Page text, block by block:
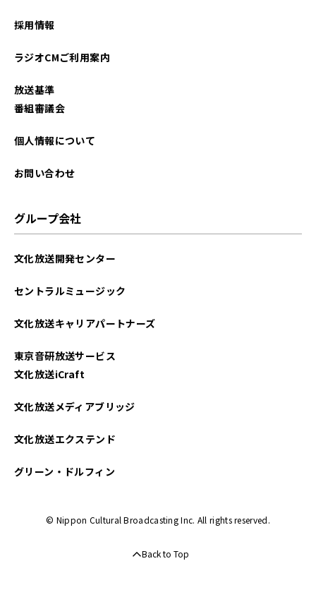
採用情報
ラジオCMご利用案内
放送基準
番組審議会
個人情報について
お問い合わせ
グループ会社
文化放送開発センター
セントラルミュージック
文化放送キャリアパートナーズ
東京音研放送サービス
文化放送iCraft
文化放送メディアブリッジ
文化放送エクステンド
グリーン・ドルフィン
© Nippon Cultural Broadcasting Inc. All rights reserved.
Back to Top